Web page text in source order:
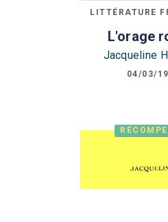
LITTÉRATURE
L'orage
Jacqueline
04/03/